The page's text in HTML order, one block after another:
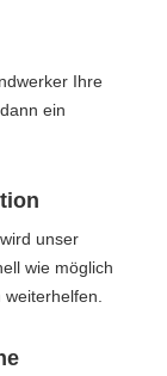
Ihre
ein
unser
wie möglich